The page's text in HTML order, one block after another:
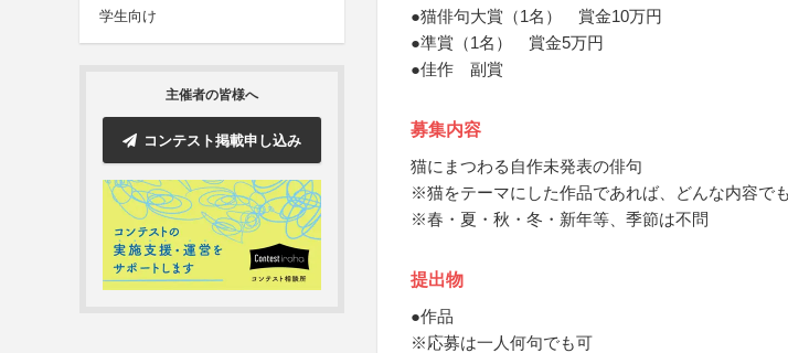
学生向け
主催者の皆様へ
コンテスト掲載申し込み
●猫俳句大賞（1名） 賞金10万円
●準賞（1名） 賞金5万円
●佳作 副賞
募集内容
猫にまつわる自作未発表の俳句
※猫をテーマにした作品であれば、どんな内容で
※春・夏・秋・冬・新年等、季節は不問
提出物
●作品
※応募は一人何句でも可